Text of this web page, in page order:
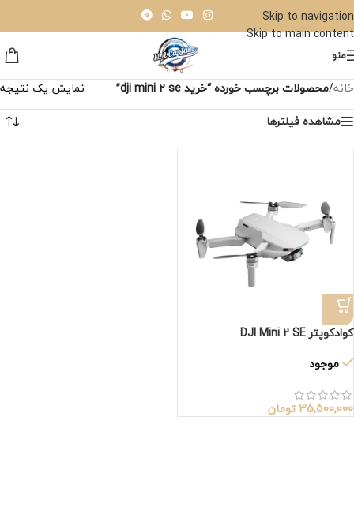
Skip to navigation
Skip to main content
منو
خانه/محصولات برچسب خورده “خرید dji mini 2 se”
نمایش یک نتیجه
مشاهده فیلترها
کوادکوپتر DJI Mini 2 SE
موجود
35,500,000 تومان